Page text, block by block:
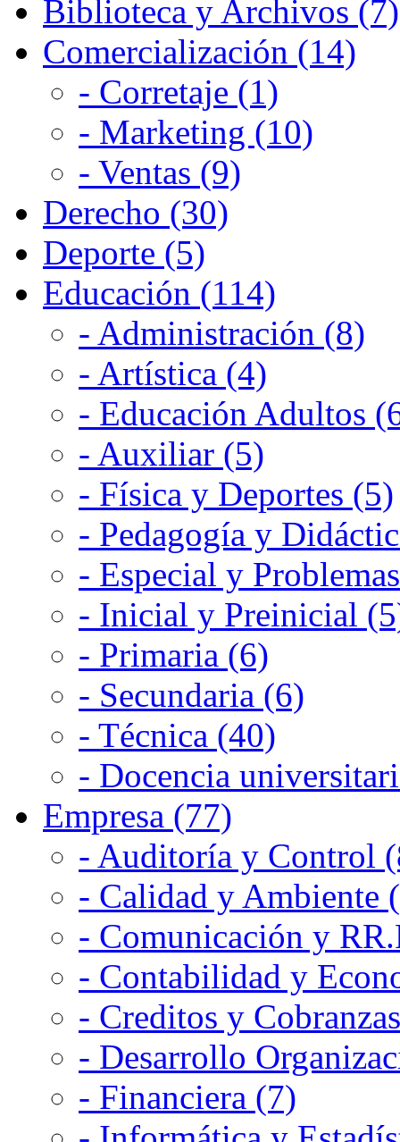
Biblioteca y Archivos (7)
Comercialización (14)
- Corretaje (1)
- Marketing (10)
- Ventas (9)
Derecho (30)
Deporte (5)
Educación (114)
- Administración (8)
- Artística (4)
- Educación Adultos
- Auxiliar (5)
- Física y Deportes (5)
- Pedagogía y
- Especial y
- Inicial y Preinicial
- Primaria (6)
- Secundaria (6)
- Técnica (40)
- Docencia
Empresa (77)
- Auditoría y Control
- Calidad y Ambiente
- Comunicación y
- Contabilidad y
- Creditos y
- Desarrollo
- Financiera (7)